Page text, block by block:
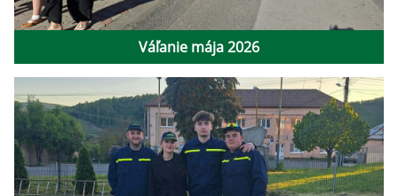
Váľanie mája 2026